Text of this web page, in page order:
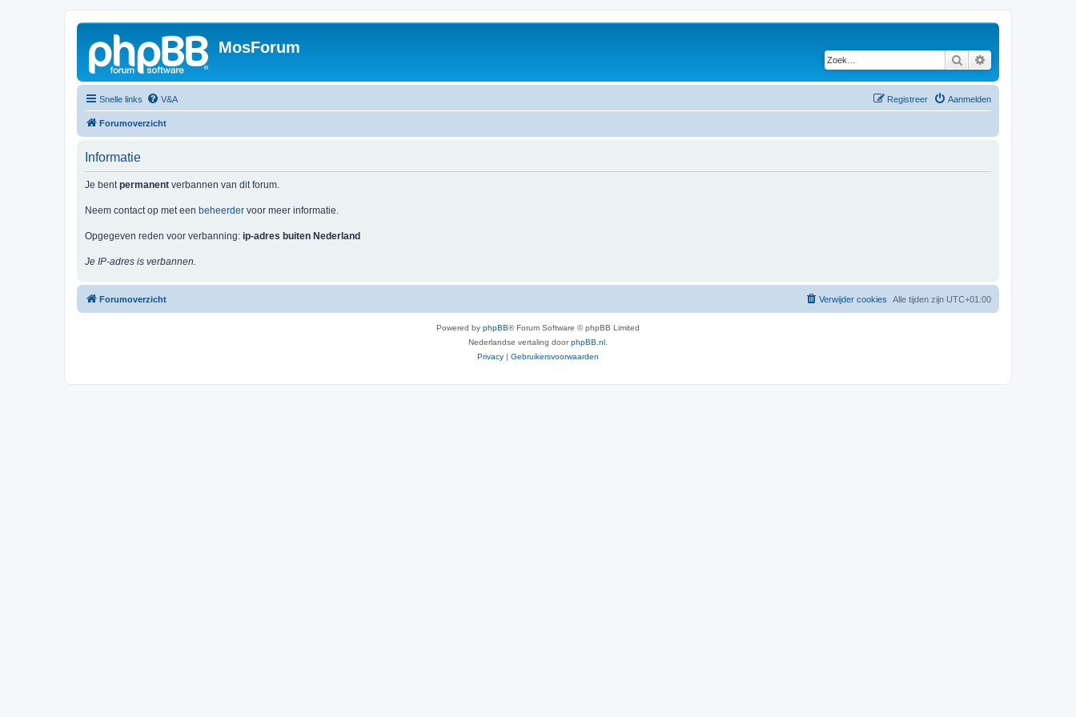
MosForum
Zoek
Snelle links V&A Aanmelden
Registreer
Forumoverzicht
Informatie
Je bentpermanent verbannen van dit forum.
Neem contact op met een beheerder voor meer informatie.
Opgegeven reden voor verbanning: ip-adres buiten Nederland
Je IP-adres is verbannen.
Forumoverzicht Alle tijden zijn UTC+01:00
Verwijder cookies
Powered by phpBB® Forum Software © phpBB Limited
Nederlandse vertaling doorphpBB.nl
Privacy | Gebruikersvoorwaarden